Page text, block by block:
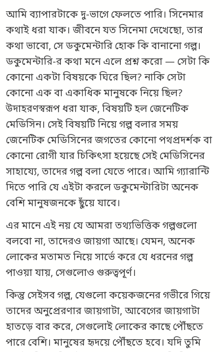
আমি ব্যাপারটাকে দু-ভাগে ফেলতে পারি। সিনেমার
কথাই ধরা যাক। জীবনে যত সিনেমা দেখেছো, তার
কথা ভাবো, সে ডকুমেন্টারি হোক কি বানানো গল্প।
ডকুমেন্টারি-র কথা মনে এলে প্রশ্ন করো — সেটা কি
কোনো একটা বিষয়কে ঘিরে ছিল? নাকি সেটা
কোনো এক বা একাধিক মানুষকে নিয়ে ছিল?
উদাহরণস্বরূপ ধরা যাক, বিষয়টি হল জেনেটিক
মেডিসিন। সেই বিষয়টি নিয়ে গল্প বলার সময়
জেনেটিক মেডিসিনের জগতের কোনো পথপ্রদর্শক বা
কোনো রোগী যার চিকিৎসা হয়েছে সেই মেডিসিনের
সাহায্যে, তাদের গল্প বলা যেতে পারে। আমি গ্যারান্টি
দিতে পারি যে এইটা করলে ডকুমেন্টারিটা অনেক
বেশি মানুষজনকে ছুঁয়ে যাবে।
এর মানে এই নয় যে আমরা তথ্যভিত্তিক গল্পগুলো
বলবো না, তাদেরও জায়গা আছে। যেমন, অনেক
লোকের মতামত নিয়ে সার্ভে করে যে ধরনের গল্প
পাওয়া যায়, সেগুলোও গুরুত্বপূর্ণ।
কিন্তু সেইসব গল্প, যেগুলো কয়েকজনের গভীরে গিয়ে
তাদের অনুপ্রেরণার জায়গাটা, আবেগের জায়গাটা
হাতড়ে বার করে, সেগুলোই লোকের কাছে পৌঁছতে
পারে বেশি। মানুষের হৃদয়ে পৌঁছতে হবে। যদি তুমি